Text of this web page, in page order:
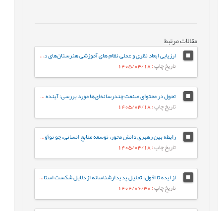
مقالات مرتبط
ارزیابی ابعاد نظری و عملی نظام های آموزشی هنرستان‌های دخترانه فنی و حرفه‌ای
تاریخ چاپ: 1405/03/18
تحول در محتوای صنعت چندرسانه‌ای‌ها مورد بررسی: آینده‌ ژانر برنامه‌های تلویزیون ایران در افق 1410
تاریخ چاپ: 1405/03/18
رابطه بین رهبری دانش محور، توسعه منابع انسانی، جو نوآوری و رفتار کاری خلاقانه با مزیت رقابتی پایدار با نقش میانجی نواوری سازمانی
تاریخ چاپ: 1405/03/18
از ایده تا افول: تحلیل پدیدارشناسانه از دلایل شکست استارت‌آپ‌های ایرانی
تاریخ چاپ: 1404/06/30